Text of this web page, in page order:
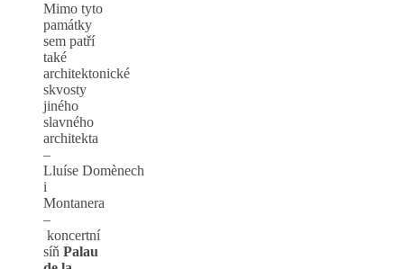
Mimo tyto
památky
sem patří
také
architektonické
skvosty
jiného
slavného
architekta
–
Lluíse Domènech
i
Montanera
–
koncertní
síň Palau